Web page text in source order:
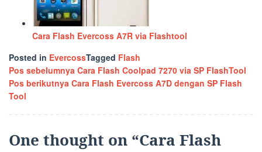
Cara Flash Evercoss A7R via Flashtool
Posted in EvercossTagged Flash
Navigasi
pos
Pos sebelumnya Cara Flash Coolpad 7270 via SP FlashTool
Pos berikutnya Cara Flash Evercoss A7D dengan SP Flash
Tool
One thought on “Cara Flash